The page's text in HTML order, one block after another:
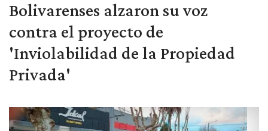
Bolivarenses alzaron su voz
contra el proyecto de
'Inviolabilidad de la Propiedad
Privada'